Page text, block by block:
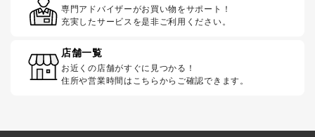
専門アドバイザーがお買い物をサポート！
充実したサービスを是非ご利用ください。
店舗一覧
お近くの店舗がすぐに見つかる！
住所や営業時間はこちらからご確認できます。